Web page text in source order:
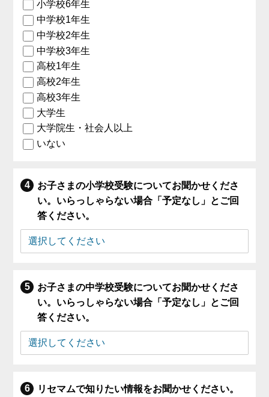
小学校6年生
中学校1年生
中学校2年生
中学校3年生
高校1年生
高校2年生
高校3年生
大学生
大学院生・社会人以上
いない
お子さまの小学校受験についてお聞かせくださ
い。いらっしゃらない場合「予定なし」とご回
答ください。
お子さまの中学校受験についてお聞かせくださ
い。いらっしゃらない場合「予定なし」とご回
答ください。
リセマムで知りたい情報をお聞かせください。